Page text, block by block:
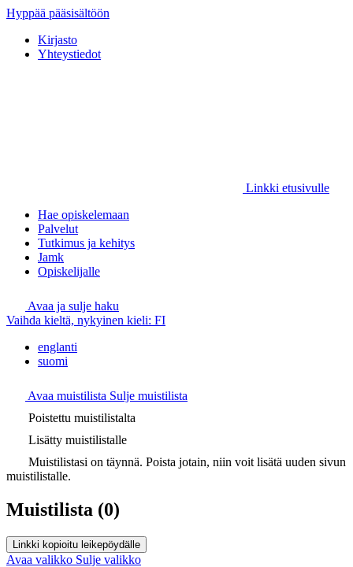
Hyppää pääsisältöön
Kirjasto
Yhteystiedot
Linkki etusivulle
Hae opiskelemaan
Palvelut
Tutkimus ja kehitys
Jamk
Opiskelijalle
Avaa ja sulje haku
Vaihda kieltä, nykyinen kieli: FI
englanti
suomi
Avaa muistilista Sulje muistilista
Poistettu muistilistalta
Lisätty muistilistalle
Muistilistasi on täynnä. Poista jotain, niin voit lisätä uuden sivun
muistilistalle.
Muistilista (0)
Linkki kopioitu leikepöydälle
Avaa valikko Sulje valikko